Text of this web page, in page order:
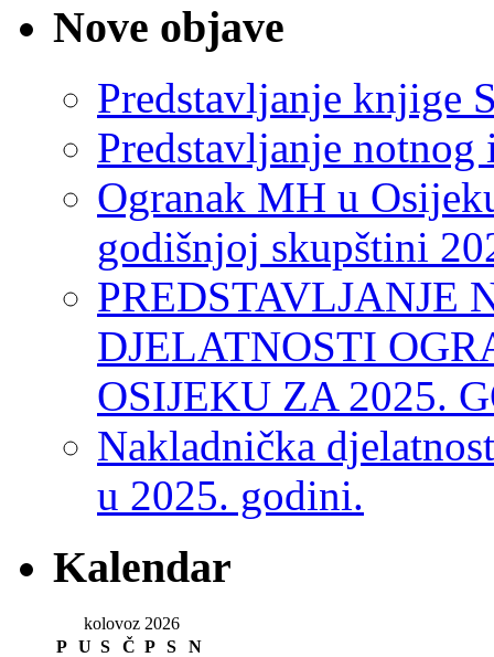
Nove objave
Predstavljanje knjige
Predstavljanje
Ogranak MH u
godišnjoj skupštini
PREDSTAVLJANJE
DJELATNOSTI
OSIJEKU ZA 2025.
Nakladnička
u 2025. godini.
Kalendar
kolovoz 2026
P U S Č P S N